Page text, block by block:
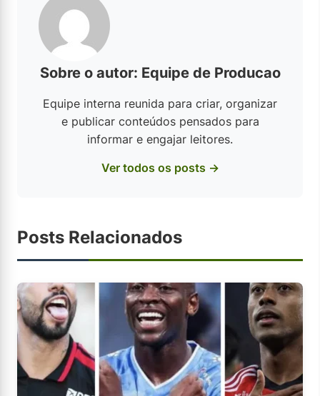
Sobre o autor: Equipe de Producao
Equipe interna reunida para criar, organizar
e publicar conteúdos pensados para
informar e engajar leitores.
Ver todos os posts →
Posts Relacionados